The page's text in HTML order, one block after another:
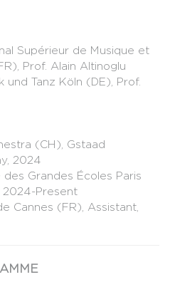
Supérieur de Musique et
Prof. Alain Altinoglu
und Tanz Köln (DE), Prof.
(CH), Gstaad
2024
Grandes Écoles Paris
2024-Present
Cannes (FR), Assistant,